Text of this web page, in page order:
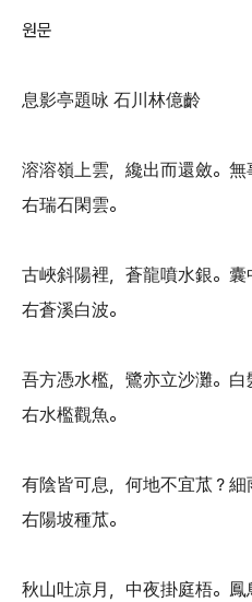
원문
息影亭題咏 石川林億齡
溶溶嶺上雲，纔出而還斂。無
右瑞石閑雲。
古峽斜陽裡，蒼龍噴水銀。囊
右蒼溪白波。
吾方憑水檻，鷺亦立沙灘。白
右水檻觀魚。
有陰皆可息，何地不宜苽？細
右陽坡種苽。
秋山吐凉月，中夜掛庭梧。鳳